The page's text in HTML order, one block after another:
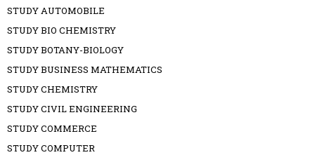
STUDY AUTOMOBILE
STUDY BIO CHEMISTRY
STUDY BOTANY-BIOLOGY
STUDY BUSINESS MATHEMATICS
STUDY CHEMISTRY
STUDY CIVIL ENGINEERING
STUDY COMMERCE
STUDY COMPUTER